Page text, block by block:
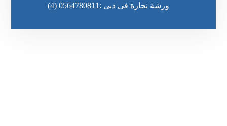
ورشة نجارة فى دبى :0564780811
(4)